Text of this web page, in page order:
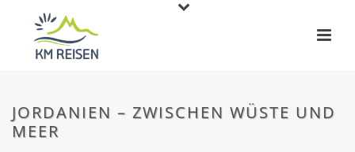
JORDANIEN – ZWISCHEN WÜSTE UND
MEER